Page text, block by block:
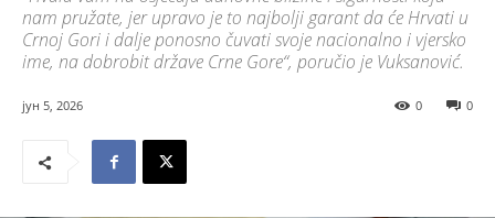
nam pružate, jer upravo je to najbolji garant da će Hrvati u
Crnoj Gori i dalje ponosno čuvati svoje nacionalno i vjersko
ime, na dobrobit države Crne Gore“, poručio je Vuksanović.
јун 5, 2026 0
0